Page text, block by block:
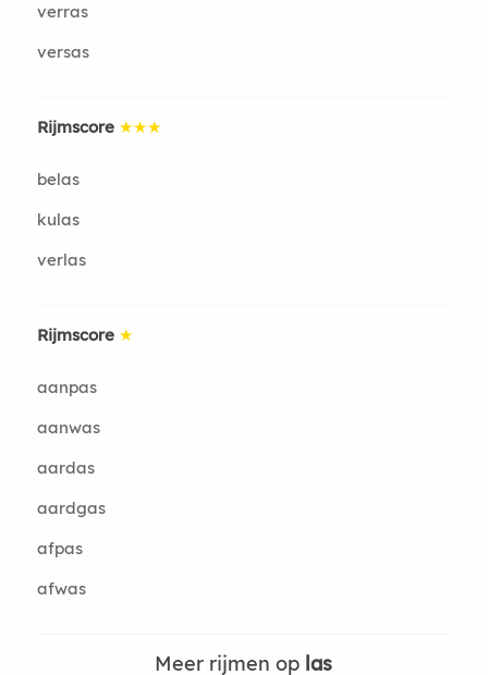
verras
versas
Rijmscore ★★★
belas
kulas
verlas
Rijmscore ★
aanpas
aanwas
aardas
aardgas
afpas
afwas
Meer rijmen op las